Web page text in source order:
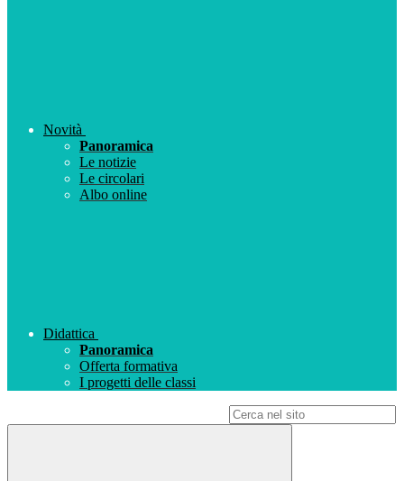
Novità
Panoramica
Le notizie
Le circolari
Albo online
Didattica
Panoramica
Offerta formativa
I progetti delle classi